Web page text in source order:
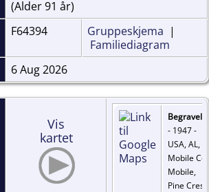
(Alder 91 år)
F64394 Gruppeskjema |
Familiediagram
6 Aug 2026
Vis
kartet
- 1947 -
USA, AL,
Mobile
Mobile,
Pine Crest